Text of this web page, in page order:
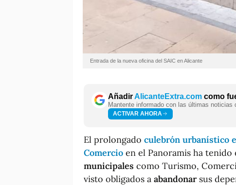
Entrada de la nueva oficina del SAIC en Alicante
AñadirAlicanteExtra.com como
Mantente informado con las últimas noticias
ACTIVAR AHORA
El prolongado culebrón urbanístico
Comercio en el Panoramis ha
municipales como Turismo,
visto obligados a abandonarsus